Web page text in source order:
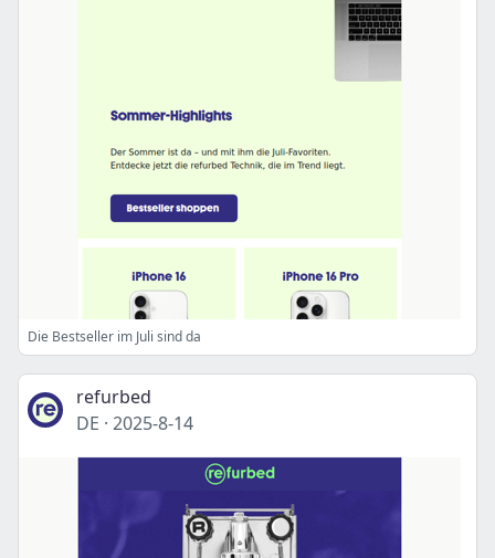
Die Bestseller im Juli sind da
refurbed
DE · 2025-8-14